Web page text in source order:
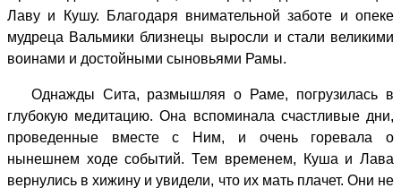
Лаву и Кушу. Благодаря внимательной заботе и опеке
мудреца Вальмики близнецы выросли и стали великими
воинами и достойными сыновьями Рамы.
Однажды Сита, размышляя о Раме, погрузилась в
глубокую медитацию. Она вспоминала счастливые дни,
проведенные вместе с Ним, и очень горевала о
нынешнем ходе событий. Тем временем, Куша и Лава
вернулись в хижину и увидели, что их мать плачет. Они не